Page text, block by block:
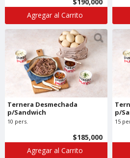
$190,000
Agregar al Carrito
Ternera Desmechada
p/Sandwich
10 pers.
$185,000
Agregar al Carrito
p/
15